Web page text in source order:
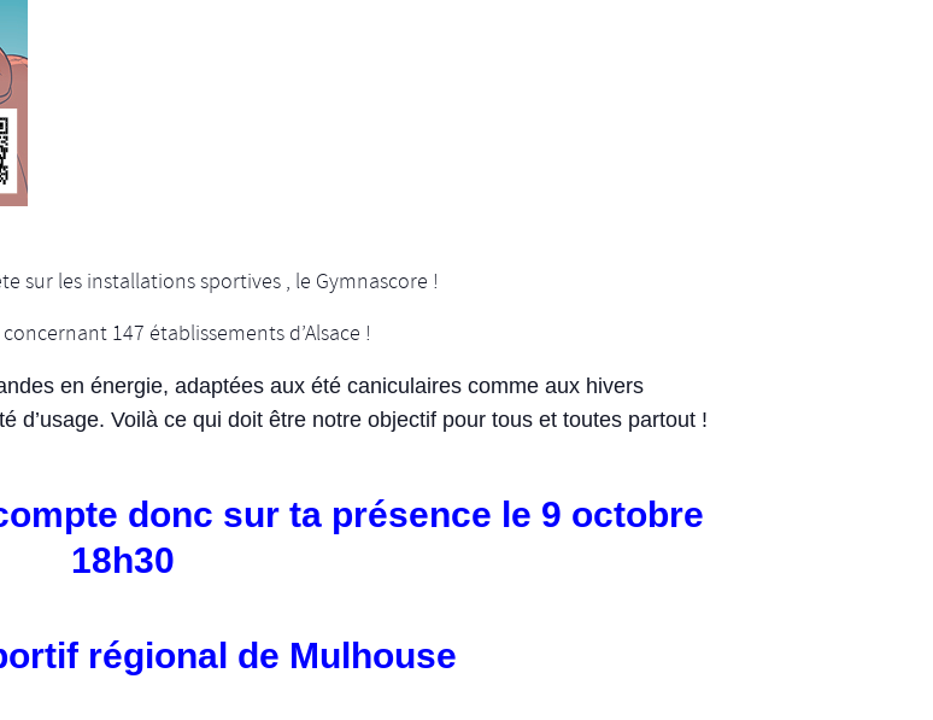
sur les installations sportives , le Gymnascore !
147 établissements d’Alsace !
en énergie, adaptées aux été caniculaires comme aux hivers
d’usage. Voilà ce qui doit être notre objectif pour tous et toutes partout !
donc sur ta présence le 9 octobre
18h30
régional de Mulhouse